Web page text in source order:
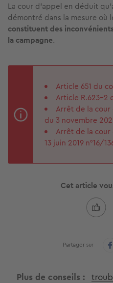
La cour d’appel en déduit
démontré dans la mesure où
constituent des
la campagne.
Article 651 du
Article R.623-2
Arrêt de la cour
du 3 novembre
Arrêt de la cour
13 juin 2019 n°16/
Cet article
Partager sur
Plus de conseils